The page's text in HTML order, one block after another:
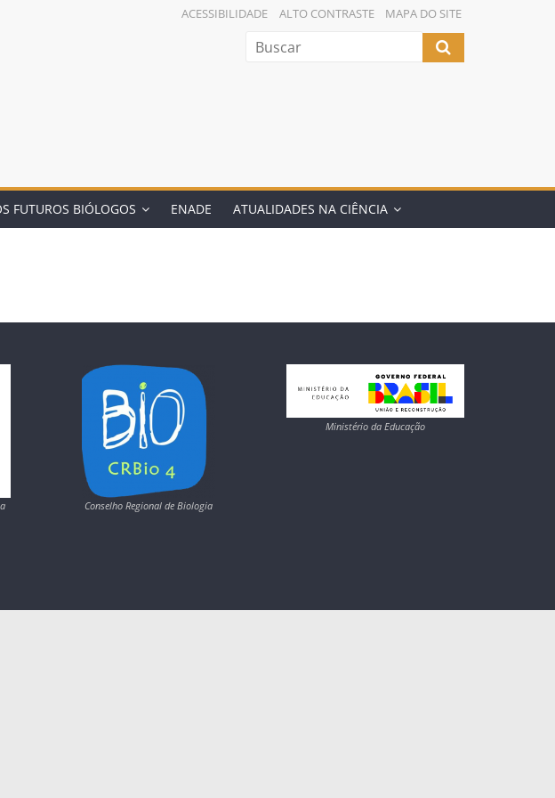
ACESSIBILIDADE ALTO CONTRASTE MAPA DO SITE
FUTUROS BIÓLOGOS ENADE ATUALIDADES NA CIÊNCIA
Conselho Regional de Biologia
Ministério da Educação